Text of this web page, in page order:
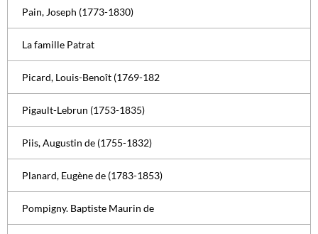
Pain, Joseph (1773-1830)
La famille Patrat
Picard, Louis-Benoît (1769-182
Pigault-Lebrun (1753-1835)
Piis, Augustin de (1755-1832)
Planard, Eugène de (1783-1853)
Pompigny. Baptiste Maurin de